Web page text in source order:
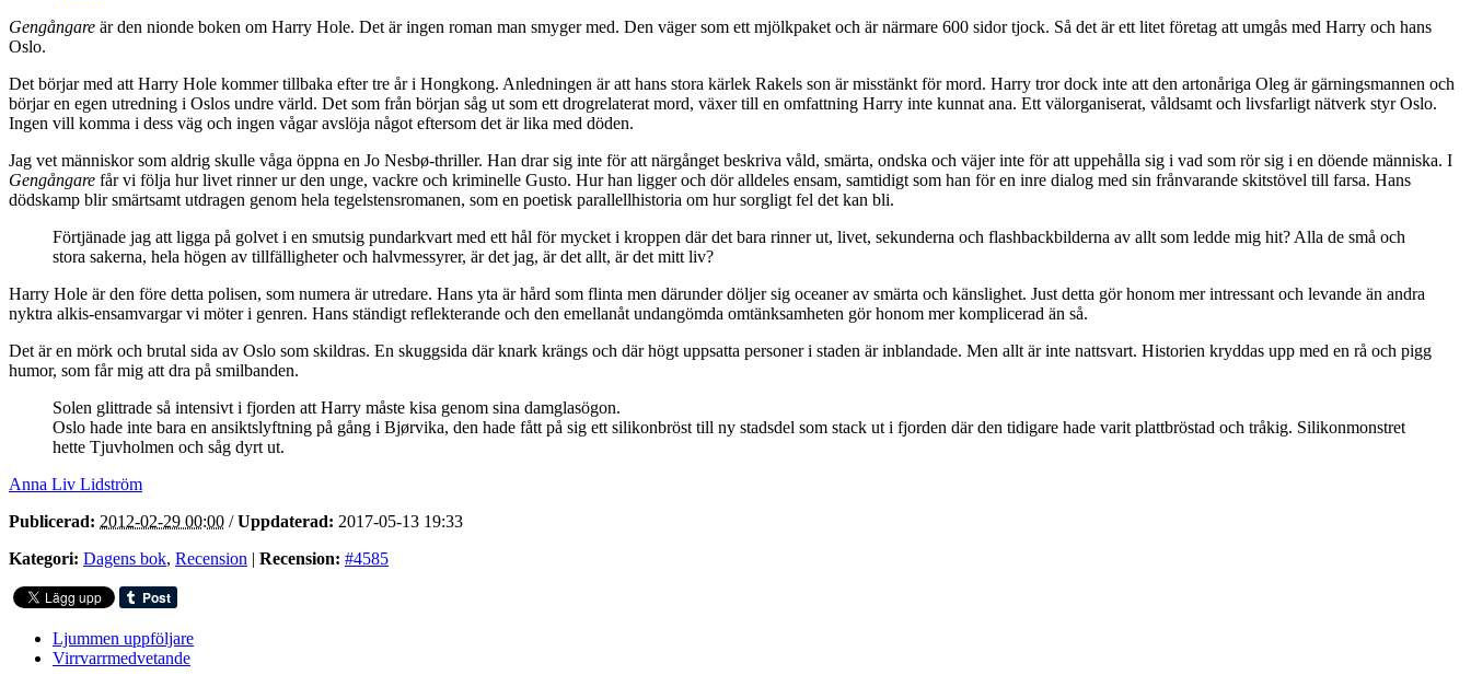
Gengångare är den nionde boken om Harry Hole. Det är ingen roman man smyger med. Den väger som ett mjölkpaket och är närmare 600 sidor tjock. Så det är ett litet företag att umgås med Harry och hans
Oslo.
Det börjar med att Harry Hole kommer tillbaka efter tre år i Hongkong. Anledningen är att hans stora kärlek Rakels son är misstänkt för mord. Harry tror dock inte att den artonåriga Oleg är gärningsmannen och
börjar en egen utredning i Oslos undre värld. Det som från början såg ut som ett drogrelaterat mord, växer till en omfattning Harry inte kunnat ana. Ett välorganiserat, våldsamt och livsfarligt nätverk styr Oslo.
Ingen vill komma i dess väg och ingen vågar avslöja något eftersom det är lika med döden.
Jag vet människor som aldrig skulle våga öppna en Jo Nesbø-thriller. Han drar sig inte för att närgånget beskriva våld, smärta, ondska och väjer inte för att uppehålla sig i vad som rör sig i en döende människa. I
Gengångare får vi följa hur livet rinner ur den unge, vackre och kriminelle Gusto. Hur han ligger och dör alldeles ensam, samtidigt som han för en inre dialog med sin frånvarande skitstövel till farsa. Hans
dödskamp blir smärtsamt utdragen genom hela tegelstensromanen, som en poetisk parallellhistoria om hur sorgligt fel det kan bli.
Förtjänade jag att ligga på golvet i en smutsig pundarkvart med ett hål för mycket i kroppen där det bara rinner ut, livet, sekunderna och flashbackbilderna av allt som ledde mig hit? Alla de små och
stora sakerna, hela högen av tillfälligheter och halvmessyrer, är det jag, är det allt, är det mitt liv?
Harry Hole är den före detta polisen, som numera är utredare. Hans yta är hård som flinta men därunder döljer sig oceaner av smärta och känslighet. Just detta gör honom mer intressant och levande än andra
nyktra alkis-ensamvargar vi möter i genren. Hans ständigt reflekterande och den emellanåt undangömda omtänksamheten gör honom mer komplicerad än så.
Det är en mörk och brutal sida av Oslo som skildras. En skuggsida där knark krängs och där högt uppsatta personer i staden är inblandade. Men allt är inte nattsvart. Historien kryddas upp med en rå och pigg
humor, som får mig att dra på smilbanden.
Solen glittrade så intensivt i fjorden att Harry måste kisa genom sina damglasögon.
Oslo hade inte bara en ansiktslyftning på gång i Bjørvika, den hade fått på sig ett silikonbröst till ny stadsdel som stack ut i fjorden där den tidigare hade varit plattbröstad och tråkig. Silikonmonstret
hette Tjuvholmen och såg dyrt ut.
Anna Liv Lidström
Publicerad: 2012-02-29 00:00 /Uppdaterad: 2017-05-13 19:33
Kategori: Dagens bok, Recension | Recension: #4585
Ljummen uppföljare
Virrvarrmedvetande